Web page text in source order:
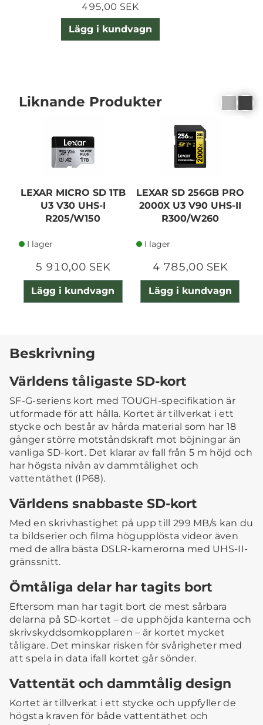
495,00 SEK
Lägg i kundvagn
Liknande Produkter
LEXAR MICRO SD 1TB
U3 V30 UHS-I
R205/W150
I lager
5 910,00 SEK
Lägg i kundvagn
LEXAR SD 256GB PRO
2000X U3 V90 UHS-II
R300/W260
I lager
4 785,00 SEK
Lägg i kundvagn
Beskrivning
Världens tåligaste SD-kort
SF-G-seriens kort med TOUGH-specifikation är
utformade för att hålla. Kortet är tillverkat i ett
stycke och består av hårda material som har 18
gånger större motståndskraft mot böjningar än
vanliga SD-kort. Det klarar av fall från 5 m höjd och
har högsta nivån av dammtålighet och
vattentäthet (IP68).
Världens snabbaste SD-kort
Med en skrivhastighet på upp till 299 MB/s kan du
ta bildserier och filma högupplösta videor även
med de allra bästa DSLR-kamerorna med UHS-II-
gränssnitt.
Ömtåliga delar har tagits bort
Eftersom man har tagit bort de mest sårbara
delarna på SD-kortet – de upphöjda kanterna och
skrivskyddsomkopplaren – är kortet mycket
tåligare. Det minskar risken för svårigheter med
att spela in data ifall kortet går sönder.
Vattentät och dammtålig design
Kortet är tillverkat i ett stycke och uppfyller de
högsta kraven för både vattentäthet och